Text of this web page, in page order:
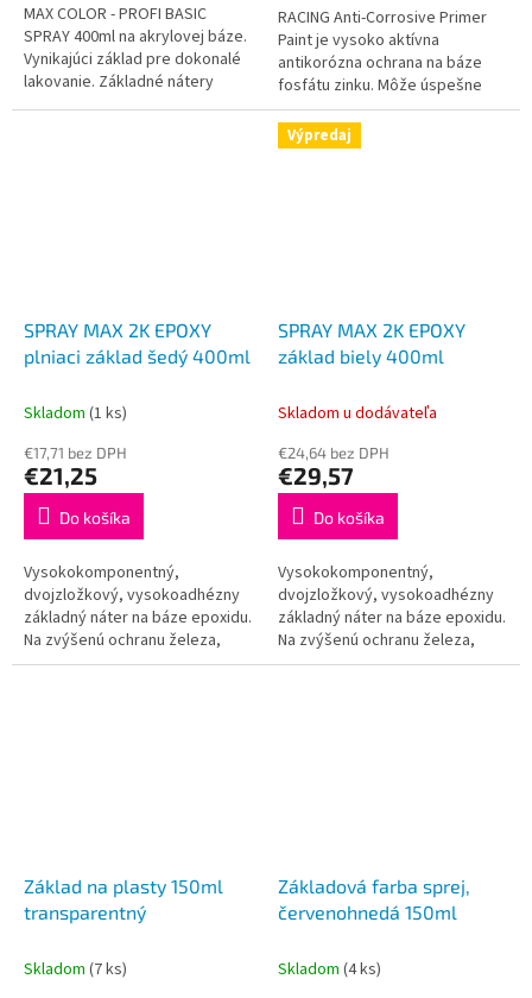
MAX COLOR - PROFI BASIC
SPRAY 400ml na akrylovej báze.
Vynikajúci základ pre dokonalé
lakovanie. Základné nátery
zabezpečujú dokonalú
RACING Anti-Corrosive Primer
Paint je vysoko aktívna
antikorózna ochrana na báze
fosfátu zinku. Môže úspešne
chrániť prakticky všetky kovové
časti motorového vozidla pred...
SPRAY MAX 2K EPOXY
plniaci základ šedý 400ml
Skladom (1 ks)
€17,71 bez DPH
€21,25
Do košíka
Vysokokomponentný,
dvojzložkový, vysokoadhézny
základný náter na báze epoxidu.
Na zvýšenú ochranu železa,
ocele, zinku, medi,
Výpredaj
SPRAY MAX 2K EPOXY
základ biely 400ml
Skladom u dodávateľa
€24,64 bez DPH
€29,57
Do košíka
Vysokokomponentný,
dvojzložkový, vysokoadhézny
základný náter na báze epoxidu.
Na zvýšenú ochranu železa,
ocele, zinku, medi,
Základ na plasty 150ml
transparentný
Skladom (7 ks)
Základová farba sprej,
červenohnedá 150ml
Skladom (4 ks)